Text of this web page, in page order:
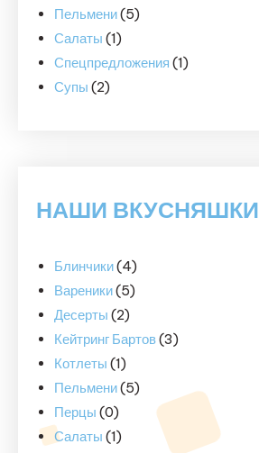
товар
Пельмени 55
Салаты 11
товар
Спецпредложения 11
Супы 22
НАШИ ВКУСНЯШКИ
Блинчики(4)
Вареники(5)
Десерты (2)
Кейтринг Бартов(3)
Котлеты (1)
Пельмени(5)
Перцы (0)
Салаты (1)